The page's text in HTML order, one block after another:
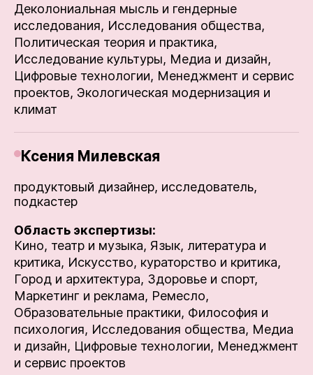
Деколониальная мысль и гендерные
исследования, Исследования общества,
Политическая теория и практика,
Исследование культуры, Медиа и дизайн,
Цифровые технологии, Менеджмент и сервис
проектов, Экологическая модернизация и
климат
Ксения Милевская
продуктовый дизайнер, исследователь,
подкастер
Область экспертизы:
Кино, театр и музыка, Язык, литература и
критика, Искусство, кураторство и критика,
Город и архитектура, Здоровье и спорт,
Маркетинг и реклама, Ремесло,
Образовательные практики, Философия и
психология, Исследования общества, Медиа
и дизайн, Цифровые технологии, Менеджмент
и сервис проектов